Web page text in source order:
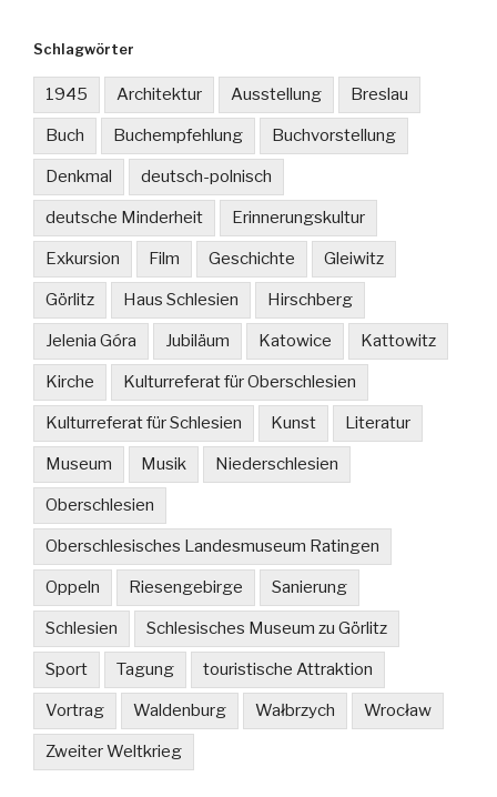
Schlagwörter
1945 Architektur Ausstellung Breslau
Buch Buchempfehlung Buchvorstellung
Denkmal deutsch-polnisch
deutsche Minderheit Erinnerungskultur
Exkursion Film Geschichte Gleiwitz
Görlitz Haus Schlesien Hirschberg
Jelenia Góra Jubiläum Katowice Kattowitz
Kirche Kulturreferat für Oberschlesien
Kulturreferat für Schlesien Kunst Literatur
Museum Musik Niederschlesien
Oberschlesien
Oberschlesisches Landesmuseum Ratingen
Oppeln Riesengebirge Sanierung
Schlesien Schlesisches Museum zu Görlitz
Sport Tagung touristische Attraktion
Vortrag Waldenburg Wałbrzych Wrocław
Zweiter Weltkrieg